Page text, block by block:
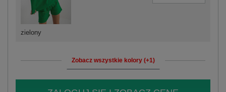
zielony
Zobacz wszystkie kolory (+1)